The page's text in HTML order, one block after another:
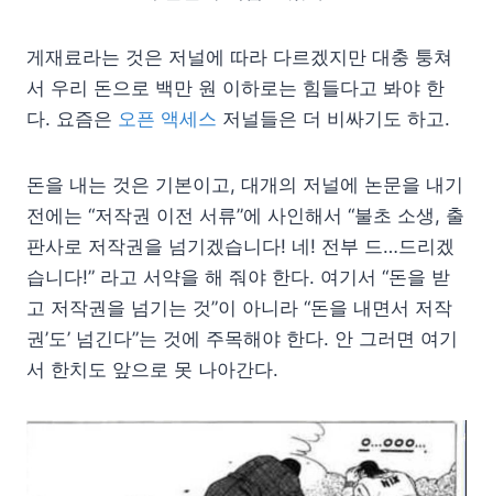
게재료라는 것은 저널에 따라 다르겠지만 대충 퉁쳐
서 우리 돈으로 백만 원 이하로는 힘들다고 봐야 한
다. 요즘은 오픈 액세스 저널들은 더 비싸기도 하고.
돈을 내는 것은 기본이고, 대개의 저널에 논문을 내기
전에는 “저작권 이전 서류”에 사인해서 “불초 소생, 출
판사로 저작권을 넘기겠습니다! 네! 전부 드…드리겠
습니다!” 라고 서약을 해 줘야 한다. 여기서 “돈을 받
고 저작권을 넘기는 것”이 아니라 “돈을 내면서 저작
권’도’ 넘긴다”는 것에 주목해야 한다. 안 그러면 여기
서 한치도 앞으로 못 나아간다.